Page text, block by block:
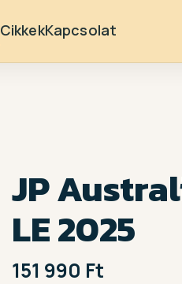
CikkekKapcsolat
JP
LE 2025
151 990 Ft